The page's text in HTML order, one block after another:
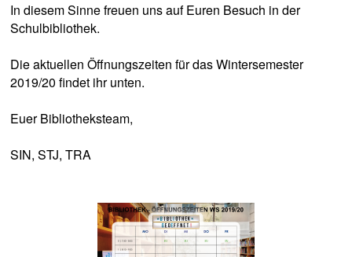
In diesem Sinne freuen uns auf Euren Besuch in der
Schulbibliothek.
Die aktuellen Öffnungszeiten für das Wintersemester
2019/20 findet ihr unten.
Euer Bibliotheksteam,
SIN, STJ, TRA